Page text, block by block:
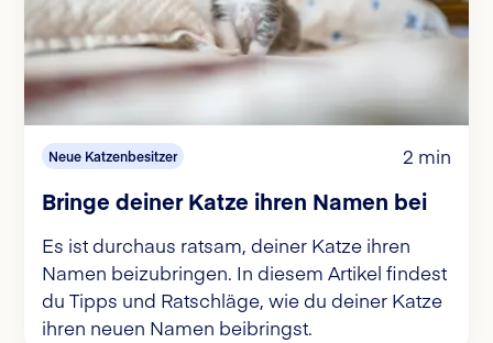
Neue Katzenbesitzer 2 min
Bringe deiner Katze ihren Namen bei
Es ist durchaus ratsam, deiner Katze ihren
Namen beizubringen. In diesem Artikel findest
du Tipps und Ratschläge, wie du deiner Katze
ihren neuen Namen beibringst.